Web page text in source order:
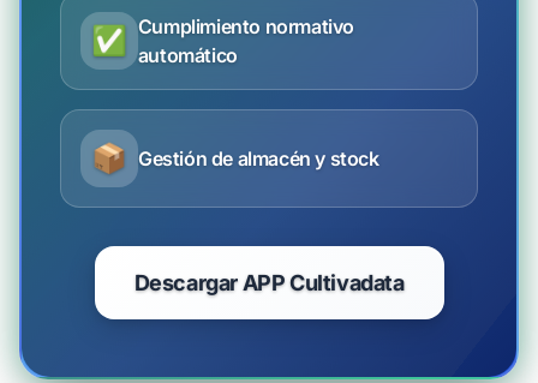
✅
Cumplimiento normativo
automático
📦 Gestión de almacén y stock
Descargar APP Cultivadata